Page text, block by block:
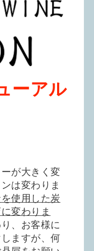
ーアル
が大きく変
は変わりま
使用した炭
変わりま
、お客様に
ますが、何